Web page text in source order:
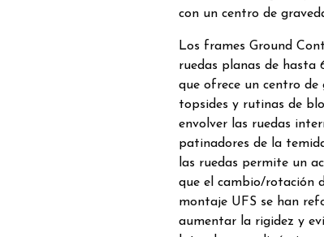
con un centro de
Los frames Ground
ruedas planas de hasta
que ofrece un centro
topsides y rutinas de
envolver las ruedas
patinadores de la
las ruedas permite un
que el cambio/rotación
montaje UFS se han
aumentar la rigidez y